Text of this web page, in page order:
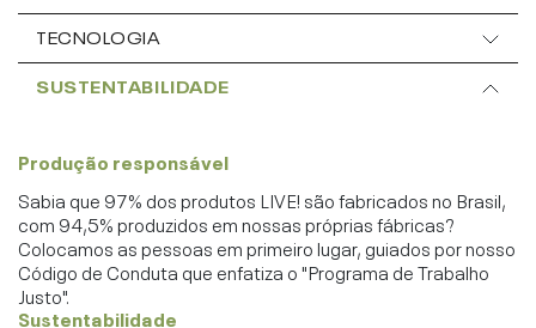
TECNOLOGIA
SUSTENTABILIDADE
Produção responsável
Sabia que 97% dos produtos LIVE! são fabricados no Brasil,
com 94,5% produzidos em nossas próprias fábricas?
Colocamos as pessoas em primeiro lugar, guiados por nosso
Código de Conduta que enfatiza o "Programa de Trabalho
Justo".
Sustentabilidade